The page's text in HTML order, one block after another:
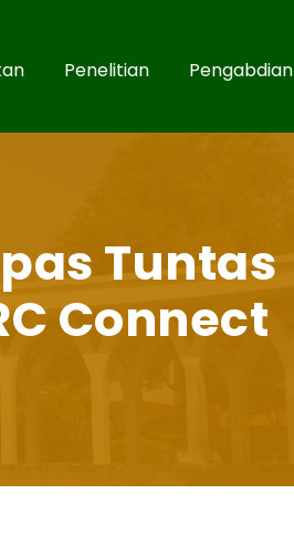
Penelitian Pengabdian
Tuntas
Connect